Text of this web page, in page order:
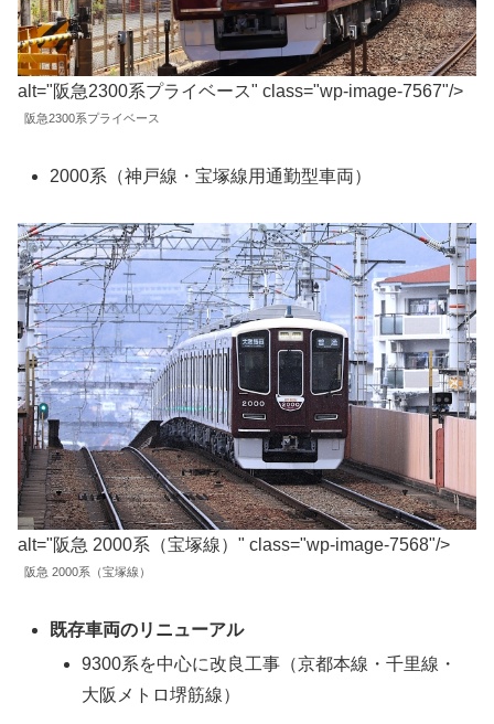
alt="阪急2300系プライベース" class="wp-image-7567"/>
阪急2300系プライベース
2000系（神戸線・宝塚線用通勤型車両）
alt="阪急 2000系（宝塚線）" class="wp-image-7568"/>
阪急 2000系（宝塚線）
既存車両のリニューアル
9300系を中心に改良工事（京都本線・千里線・
大阪メトロ堺筋線）